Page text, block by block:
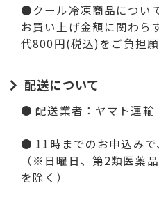
●クール冷凍商品につい
お買い上げ金額に関わら
代800円(税込)をご負担願
配送について
● 配送業者：ヤマト運輸
● 11時までのお申込みで
（※日曜日、第2類医薬
を除く）